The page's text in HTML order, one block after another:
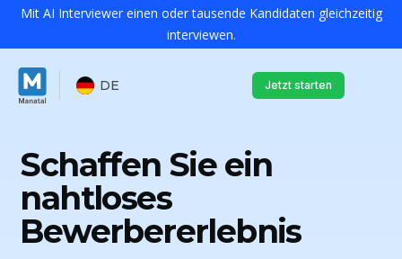
Mit AI Interviewer einen oder tausende Kandidaten gleichzeitig
interviewen.
DE Jetzt starten
Schaffen Sie ein
nahtloses
Bewerbererlebnis